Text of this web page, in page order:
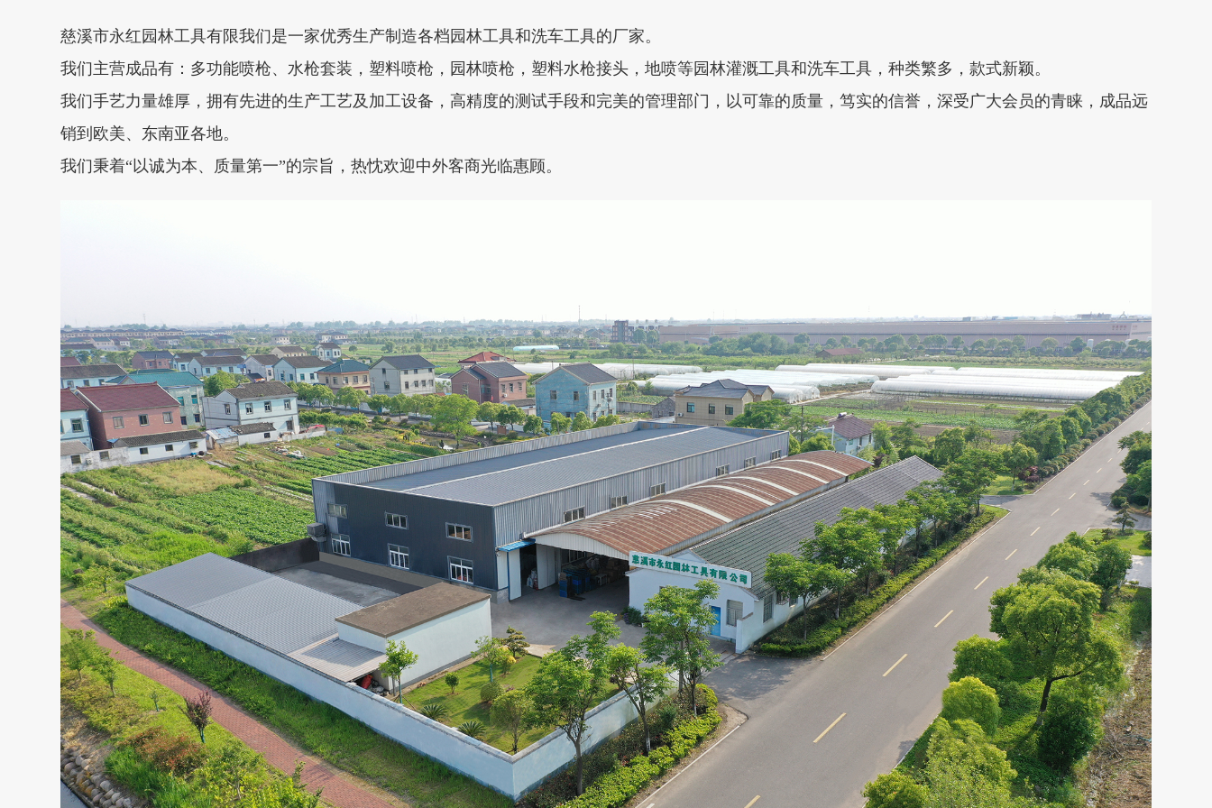
慈溪市永红园林工具有限我们是一家优秀生产制造各档园林工具和洗车工具的厂家。
我们主营成品有：多功能喷枪、水枪套装，塑料喷枪，园林喷枪，塑料水枪接头，地喷等园林灌溉工具和洗车工具，种类繁多，款式新颖。
我们手艺力量雄厚，拥有先进的生产工艺及加工设备，高精度的测试手段和完美的管理部门，以可靠的质量，笃实的信誉，深受广大会员的青睐，成品远
销到欧美、东南亚各地。
我们秉着“以诚为本、质量第一”的宗旨，热忱欢迎中外客商光临惠顾。